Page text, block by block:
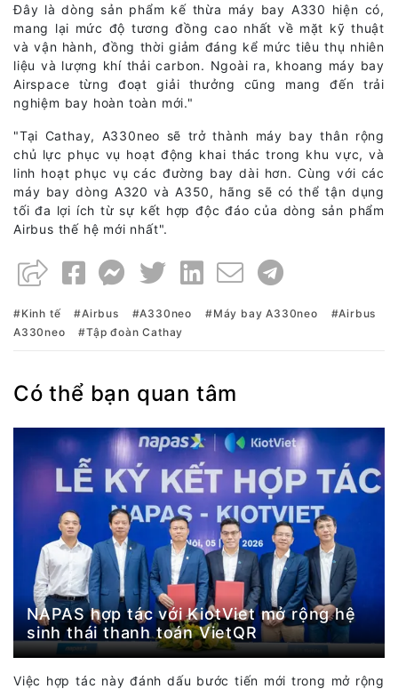
Đây là dòng sản phẩm kế thừa máy bay A330 hiện có,
mang lại mức độ tương đồng cao nhất về mặt kỹ thuật
và vận hành, đồng thời giảm đáng kể mức tiêu thụ nhiên
liệu và lượng khí thải carbon. Ngoài ra, khoang máy bay
Airspace từng đoạt giải thưởng cũng mang đến trải
nghiệm bay hoàn toàn mới."
"Tại Cathay, A330neo sẽ trở thành máy bay thân rộng
chủ lực phục vụ hoạt động khai thác trong khu vực, và
linh hoạt phục vụ các đường bay dài hơn. Cùng với các
máy bay dòng A320 và A350, hãng sẽ có thể tận dụng
tối đa lợi ích từ sự kết hợp độc đáo của dòng sản phẩm
Airbus thế hệ mới nhất".
Kinh tế Airbus A330neo Máy bay A330neo
Airbus
A330neo
Tập đoàn Cathay
Có thể bạn quan tâm
NAPAS hợp tác với KiotViet mở rộng hệ
sinh thái thanh toán VietQR
Việc hợp tác này đánh dấu bước tiến mới trong mở rộng